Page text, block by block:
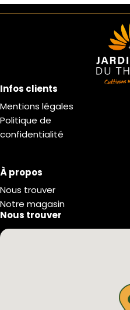
Infos clients
Mentions légales
Politique de
confidentialité
À propos
Nous trouver
Notre magasin
Nous trouver